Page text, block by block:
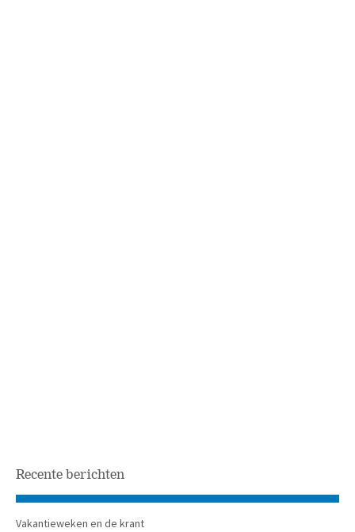
Recente berichten
Vakantieweken en de krant